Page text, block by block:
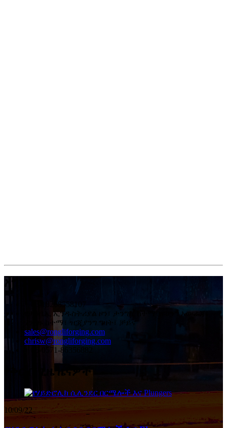
አግኙን።
+ 86-18268558107
የታንቤኢ ኢንዱስትሪያል ዞን፣ ታንግኪ ከተማ፣ ዩሀንግ አውራጃ፣
ሃንግዙ ከተማ፣ ዢጂያንግ ግዛት፣ ቻይና
sales@rongliforging.com
chrisw@rongliforging.com
+ 86-0571-86356882
የቅርብ ጊዜ ዜናዎች
10/09/22